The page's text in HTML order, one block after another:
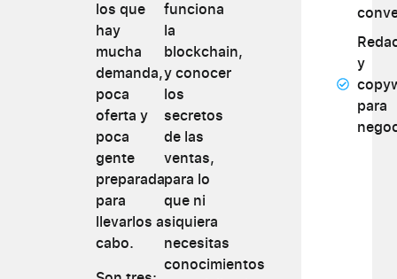
los que
hay
mucha
demanda,
poca
oferta y
poca
gente
preparada
para
llevarlos a
cabo.
funciona
la
blockchain,
y conocer
los
secretos
de las
ventas,
para lo
que ni
siquiera
necesitas
conocimientos
y
para